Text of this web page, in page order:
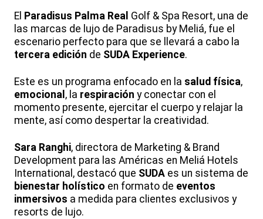
El Paradisus Palma Real Golf & Spa Resort, una de
las marcas de lujo de Paradisus by Meliá, fue el
escenario perfecto para que se llevará a cabo la
tercera edición de SUDA Experience.
Este es un programa enfocado en la salud física,
emocional , la respiración y conectar con el
momento presente, ejercitar el cuerpo y relajar la
mente, así como despertar la creatividad.
Sara Ranghi, directora de Marketing & Brand
Development para las Américas en Meliá Hotels
International, destacó que SUDA es un sistema de
bienestar holístico en formato de eventos
inmersivos a medida para clientes exclusivos y
resorts de lujo.